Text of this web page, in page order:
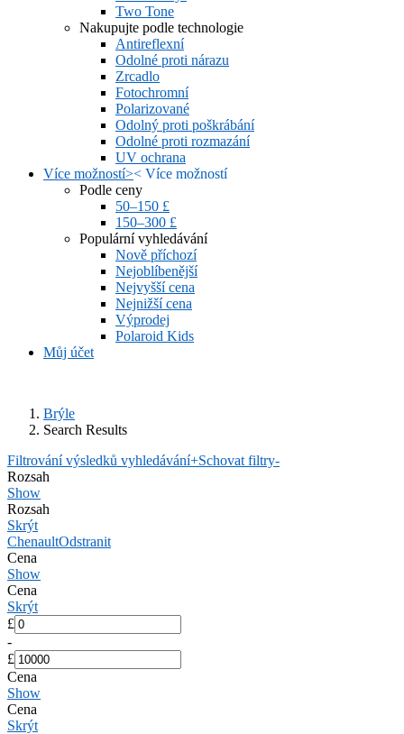
Two Tone
Nakupujte podle technologie
Antireflexní
Odolné proti nárazu
Zrcadlo
Fotochromní
Polarizované
Odolný proti poškrábání
Odolné proti rozmazání
UV ochrana
Více možností>< Více možností
Podle ceny
50–150 £
150–300 £
Populární vyhledávání
Nově příchozí
Nejoblíbenější
Nejvyšší cena
Nejnižší cena
Výprodej
Polaroid Kids
Můj účet
Brýle
Search Results
Filtrování výsledků vyhledávání+Schovat filtry-
Rozsah
Show
Rozsah
Skrýt
ChenaultOdstranit
Cena
Show
Cena
Skrýt
£
-
£
Cena
Show
Cena
Skrýt